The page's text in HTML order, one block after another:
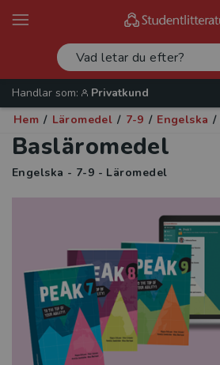
Handlar som:
Privatkund
Hem / Läromedel / 7-9 / Engelska /
Basläromedel
Engelska - 7-9 - Läromedel